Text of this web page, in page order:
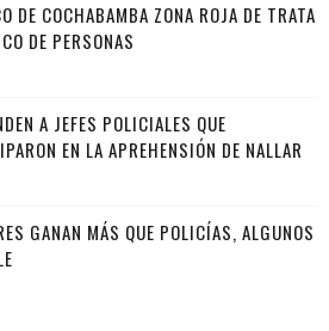
DE COCHABAMBA ZONA ROJA DE TRATA
DE PERSONAS
A JEFES POLICIALES QUE
EN LA APREHENSIÓN DE NALLAR
GANAN MÁS QUE POLICÍAS, ALGUNOS